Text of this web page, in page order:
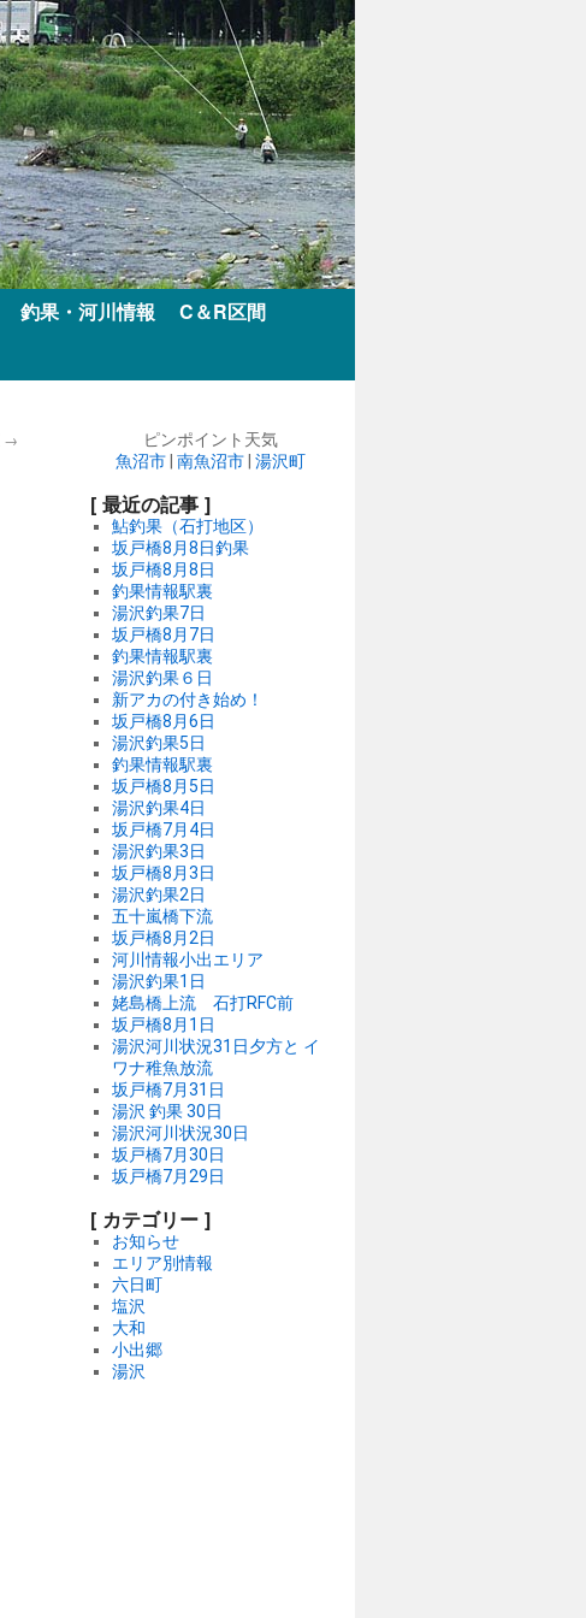
釣果・河川情報
C＆R区間
→
ピンポイント天気
魚沼市 南魚沼市 湯沢町
[ 最近の記事 ]
鮎釣果（石打地区）
坂戸橋8月8日釣果
坂戸橋8月8日
釣果情報駅裏
湯沢釣果7日
坂戸橋8月7日
釣果情報駅裏
湯沢釣果６日
新アカの付き始め！
坂戸橋8月6日
湯沢釣果5日
釣果情報駅裏
坂戸橋8月5日
湯沢釣果4日
坂戸橋7月4日
湯沢釣果3日
坂戸橋8月3日
湯沢釣果2日
五十嵐橋下流
坂戸橋8月2日
河川情報小出エリア
湯沢釣果1日
姥島橋上流 石打RFC前
坂戸橋8月1日
湯沢河川状況31日夕方と イ
ワナ稚魚放流
坂戸橋7月31日
湯沢 釣果 30日
湯沢河川状況30日
坂戸橋7月30日
坂戸橋7月29日
[ カテゴリー ]
お知らせ
エリア別情報
六日町
塩沢
大和
小出郷
湯沢